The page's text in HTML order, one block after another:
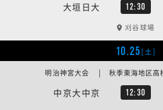
大垣日大 12:30
刈谷球場
10.25[土]
中京大中京 12:30
明治神宮大会 | 秋季東海地区高